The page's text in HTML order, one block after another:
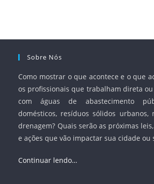
Sobre Nós
Como mostrar o que acontece e o que
os profissionais que trabalham direta
com águas de abastecimento
domésticos, resíduos sólidos urbanos,
drenagem? Quais serão as próximas
e ações que vão impactar sua cidade ou
Continuar lendo…